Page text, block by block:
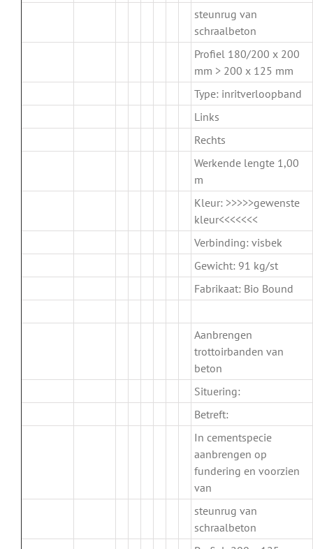
steunrug van
schraalbeton
Profiel 180/200 x 200
mm > 200 x 125 mm
Type: inritverloopband
Links
Rechts
Werkende lengte 1,00
m
Kleur: >>>>>gewenste
kleur<<<<<<<
Verbinding: visbek
Gewicht: 91 kg/st
Fabrikaat: Bio Bound
Aanbrengen
trottoirbanden van
beton
Situering:
Betreft:
In cementspecie
aanbrengen op
fundering en voorzien
van
steunrug van
schraalbeton